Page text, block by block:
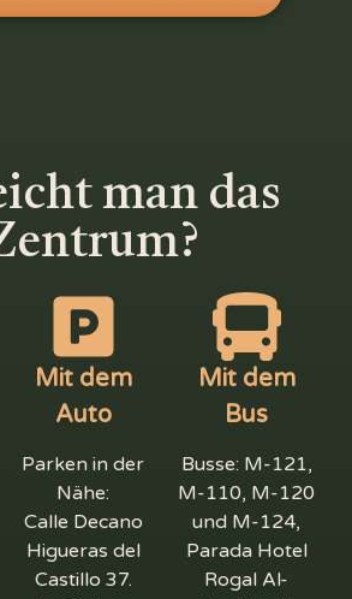
man das
Mit dem
Auto
Parken in der
Nähe:
Calle Decano
Higueras del
Castillo 37.
Mit dem
Bus
Busse: M-121,
M-110, M-120
und M-124,
Parada Hotel
Rogal Al-